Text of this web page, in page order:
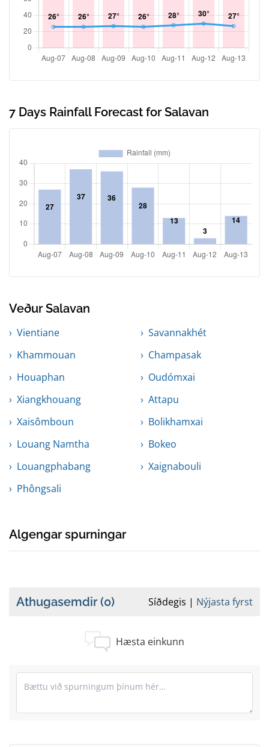
7 Days Rainfall Forecast for Salavan
Veður Salavan
Vientiane
Savannakhét
Khammouan
Champasak
Houaphan
Oudómxai
Xiangkhouang
Attapu
Xaisômboun
Bolikhamxai
Louang Namtha
Bokeo
Louangphabang
Xaignabouli
Phôngsali
Algengar spurningar
Athugasemdir(0) Síðdegis Nýjasta fyrst
Hæsta einkunn